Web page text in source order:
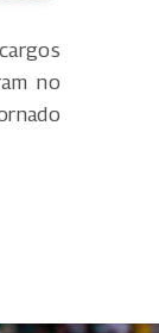
no